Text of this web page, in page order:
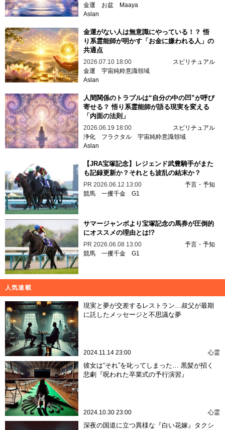
金運
お盆
Maaya
Aslan
金運がない人は無意識にやっている！？ 悟
り系霊能師が明かす「お金に嫌われる人」の
共通点
2026.07.10 18:00
スピリチュアル
金運 宇宙純粋意識領域
Aslan
人間関係のトラブルは“自分の中の凹”が呼び
寄せる？ 悟り系霊能師が語る現実を変える
「内面の法則」
2026.06.19 18:00
スピリチュアル
浄化
フラクタル 宇宙純粋意識領域
Aslan
【JRA宝塚記念】レジェンド武豊騎手がまた
も記録更新か？それとも波乱の結末か？
PR 2026.06.12 13:00
予言・予知
競馬 一攫千金 G1
サマージャンボより宝塚記念の馬券が圧倒的
にオススメの理由とは!?
PR 2026.06.08 13:00
予言・予知
競馬 一攫千金 G1
人気連載
現実と夢が交差するレストラン…叔父が最期
に託したメッセージと不思議な夢
2024.11.14 23:00 心霊
彼女は“それ”を叱ってしまった… 黒髪が招く
悲劇『呪われた卒業式の予行演習』
2024.10.30 23:00 心霊
深夜の国道に立つ異様な『白い花嫁』タクシ